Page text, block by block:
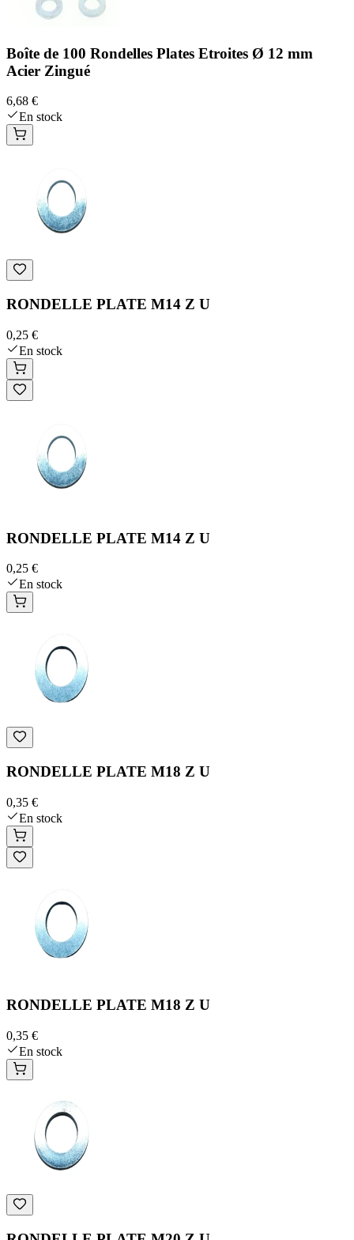
Boîte de 100 Rondelles Plates Etroites Ø 12 mm
Acier Zingué
6,68 €
En stock
RONDELLE PLATE M14 Z U
0,25 €
En stock
RONDELLE PLATE M14 Z U
0,25 €
En stock
RONDELLE PLATE M18 Z U
0,35 €
En stock
RONDELLE PLATE M18 Z U
0,35 €
En stock